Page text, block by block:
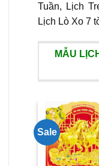
Tuần, Lịch
Lịch Lò Xo 7
MẪU
Sale